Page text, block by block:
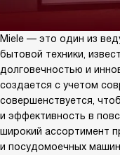
Miele — это один из
бытовой техники,
долговечностью и
создается с учетом
совершенствуется,
и эффективность в
широкий ассортимент
и посудомоечных